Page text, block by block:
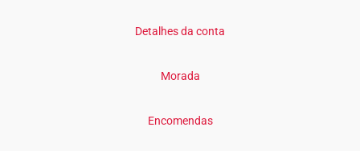
Detalhes da conta
Morada
Encomendas